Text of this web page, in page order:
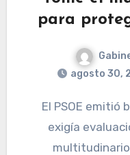
para
agosto 30,
El PSOE emitió bando el 21 de agosto que
exigía